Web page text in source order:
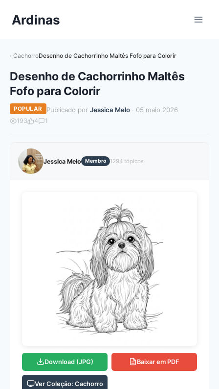
paraArdinas
CachorroDesenho de Cachorrinho Maltês Fofo para Colorir
Desenho de Cachorrinho Maltês
Fofo para Colorir
POPULAR Publicado por Jessica Melo· 05 maio 2026
193 4 1
Jessica Melo Membro 1294 tópicos
Download (JPG) Baixar em PDF
Ver Coleção: Cachorro